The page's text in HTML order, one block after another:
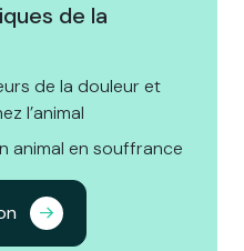
de la
de la douleur et
l’animal
animal en souffrance